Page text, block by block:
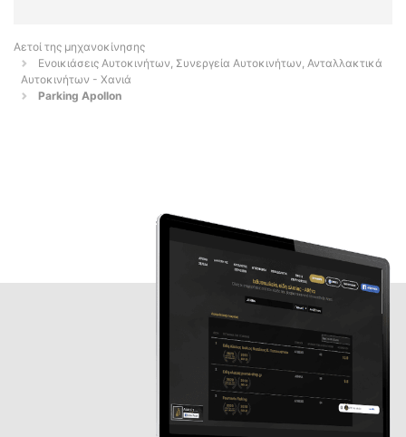
Αετοί της μηχανοκίνησης
Ενοικιάσεις Αυτοκινήτων, Συνεργεία Αυτοκινήτων, Ανταλλακτικά
Αυτοκινήτων - Χανιά
Parking Apollon